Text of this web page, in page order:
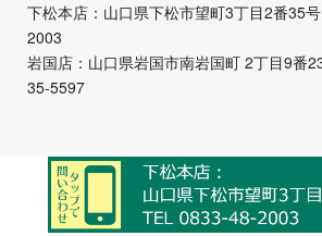
下松本店：山口県下松市望町3丁目2番35
2003
岩国店：山口県岩国市南岩国町 2丁目9
35-5597